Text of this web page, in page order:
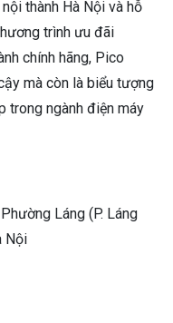
thành Hà Nội và hỗ
trình ưu đãi
chính hãng, Pico
mà còn là biểu tượng
trong ngành điện máy
Láng (P. Láng
Nội